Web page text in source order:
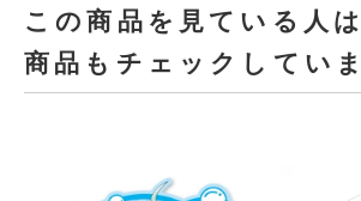
この商品を見ている人
商品もチェックしてい